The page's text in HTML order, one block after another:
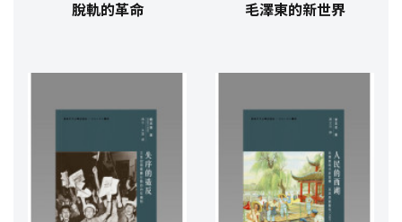
脫軌的革命 毛澤東的新世界